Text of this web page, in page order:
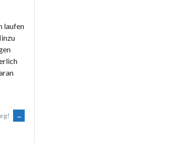
laufen
→